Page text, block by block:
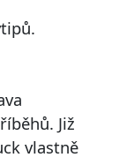
Již
vlastně